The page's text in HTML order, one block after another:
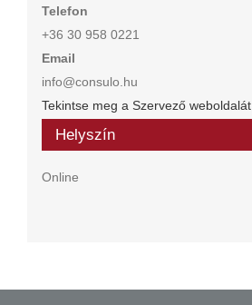
Helyszín
Online
Telefon
+36 30 958 0221
Email
info@consulo.hu
Tekintse meg a Szervező weboldalát